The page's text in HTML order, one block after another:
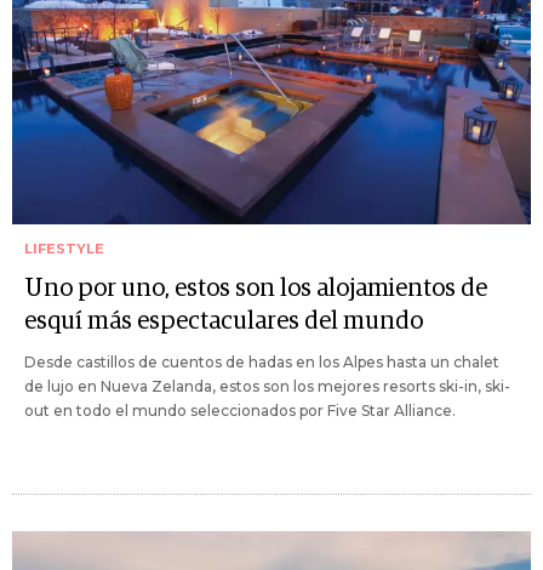
LIFESTYLE
Uno por uno, estos son los alojamientos de
esquí más espectaculares del mundo
Desde castillos de cuentos de hadas en los Alpes hasta un chalet
de lujo en Nueva Zelanda, estos son los mejores resorts ski-in, ski-
out en todo el mundo seleccionados por Five Star Alliance.